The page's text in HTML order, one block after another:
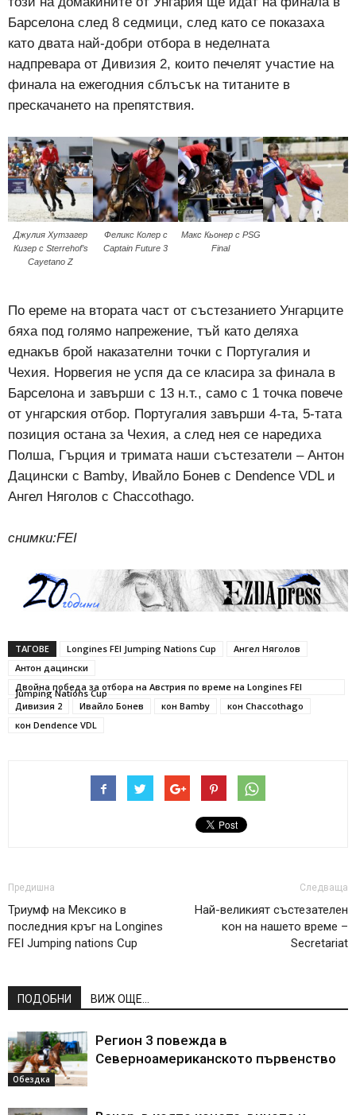
Барселона след 8 седмици, след като се показаха
като двата най-добри отбора в неделната
надпревара от Дивизия 2, които печелят участие на
финала на ежегодния сблъсък на титаните в
прескачането на препятствия.
Джулия Хутзагер
Кизер с Sterrehof’s
Cayetano Z
Феликс Колер с
Captain Future 3
Макс Кьонер с PSG
Final
По ереме на втората част от състезанието Унгарците
бяха под голямо напрежение, тъй като деляха
еднакъв брой наказателни точки с Португалия и
Чехия. Норвегия не успя да се класира за финала в
Барселона и завърши с 13 н.т., само с 1 точка повече
от унгарския отбор. Португалия завърши 4-та, 5-тата
позиция остана за Чехия, а след нея се наредиха
Полша, Гърция и тримата наши състезатели – Антон
Дацински с Bamby, Ивайло Бонев с Dendence VDL и
Ангел Няголов с Chaccothago.
снимки:FEI
ТАГОВЕ Longines FEI Jumping Nations Cup
Ангел Няголов
Антон дацински
Двойна победа за отбора на Австрия по време на Longines FEI
Jumping Nations Cup
Дивизия 2
Ивайло Бонев кон Bamby
кон Chaccothago
кон Dendence VDL
Предишна
Триумф на Мексико в
последния кръг на Longines
FEI Jumping nations Cup
Следваща
Най-великият състезателен
кон на нашето време –
Secretariat
ПОДОБНИ ВИЖ ОЩЕ...
Обездка
Регион 3 повежда в
Северноамериканското първенство